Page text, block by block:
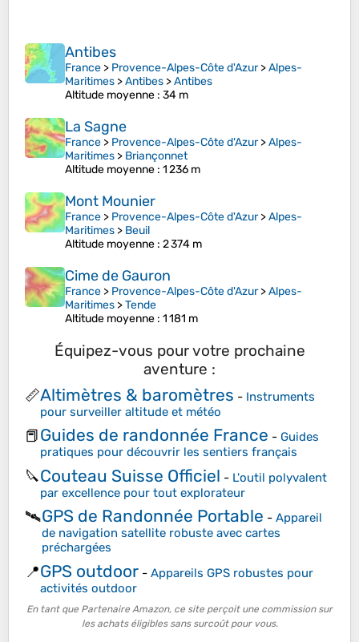
Antibes
France > Provence-Alpes-Côte d'Azur>Alpes-
Maritimes >Antibes >Antibes
Altitude moyenne : 34 m
La Sagne
France > Provence-Alpes-Côte d'Azur>Alpes-
Maritimes > Briançonnet
Altitude moyenne : 1 236 m
Mont Mounier
France > Provence-Alpes-Côte d'Azur>Alpes-
Maritimes > Beuil
Altitude moyenne : 2 374 m
Cime de Gauron
France > Provence-Alpes-Côte d'Azur>Alpes-
Maritimes >Tende
Altitude moyenne : 1 181 m
Équipez-vous pour votre prochaine
aventure :
📏Altimètres & baromètres - Instruments
pour surveiller altitude et météo
📕Guides de randonnée France - Guides
pratiques pour découvrir les sentiers français
🔪Couteau Suisse Officiel - L'outil polyvalent
par excellence pour tout explorateur
🛰️GPS de Randonnée Portable - Appareil
de navigation satellite robuste avec cartes
préchargées
📍GPS outdoor - Appareils GPS robustes pour
activités outdoor
En tant que Partenaire Amazon, ce site perçoit une commission sur
les achats éligibles sans surcoût pour vous.